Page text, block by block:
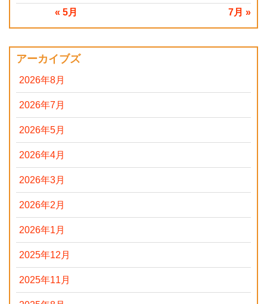
« 5月 7月 »
アーカイブズ
2026年8月
2026年7月
2026年5月
2026年4月
2026年3月
2026年2月
2026年1月
2025年12月
2025年11月